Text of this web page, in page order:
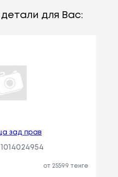
для Вас:
зад прав
от 25599 тенге